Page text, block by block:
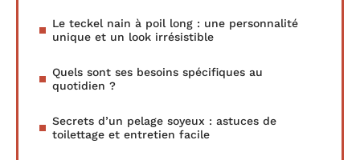
Le teckel nain à poil long : une personnalité
unique et un look irrésistible
Quels sont ses besoins spécifiques au
quotidien ?
Secrets d’un pelage soyeux : astuces de
toilettage et entretien facile